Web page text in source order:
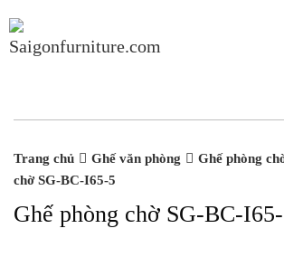
Trang chủ Ghế văn phòng Ghế phòng
chờ SG-BC-I65-5
Ghế phòng chờ SG-BC-